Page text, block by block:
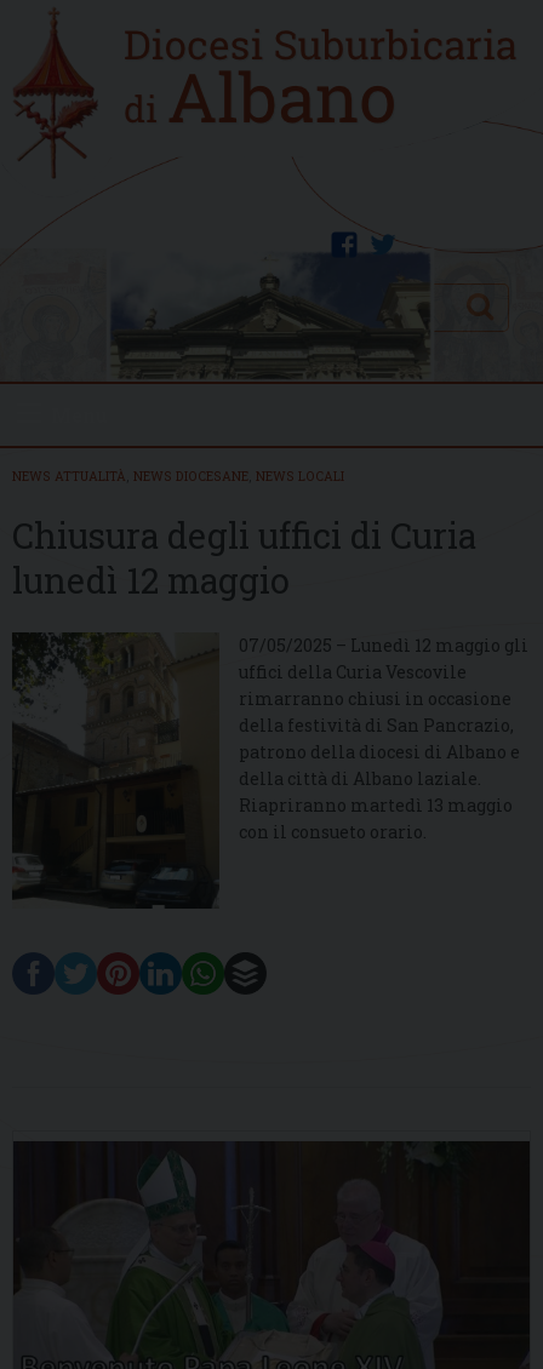
content
Home
new
twitter
facebook
Search
NEWS ATTUALITÀ NEWS DIOCESANE NEWS LOCALI
Chiusura degli uffici di Curia
lunedì 12 maggio
07/05/2025 – Lunedì 12 maggio gli
uffici della Curia Vescovile
rimarranno chiusi in occasione
della festività di San Pancrazio,
patrono della diocesi di Albano e
della città di Albano laziale.
Riapriranno martedì 13 maggio
con il consueto orario.